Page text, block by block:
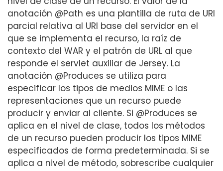
anotación @Path es una plantilla de ruta de URI
parcial relativa al URI base del servidor en el
que se implementa el recurso, la raíz de
contexto del WAR y el patrón de URL al que
responde el servlet auxiliar de Jersey. La
anotación @Produces se utiliza para
especificar los tipos de medios MIME o las
representaciones que un recurso puede
producir y enviar al cliente. Si @Produces se
aplica en el nivel de clase, todos los métodos
de un recurso pueden producir los tipos MIME
especificados de forma predeterminada. Si se
aplica a nivel de método, sobrescribe cualquier